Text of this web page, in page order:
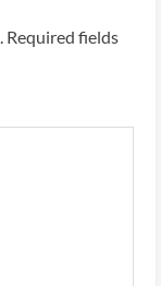
Required fields